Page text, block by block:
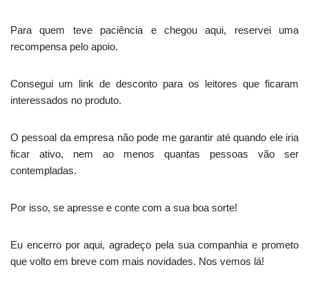
Para quem teve paciência e chegou aqui, reservei uma
recompensa pelo apoio.
Consegui um link de desconto para os leitores que ficaram
interessados no produto.
O pessoal da empresa não pode me garantir até quando ele iria
ficar ativo, nem ao menos quantas pessoas vão ser
contempladas.
Por isso, se apresse e conte com a sua boa sorte!
Eu encerro por aqui, agradeço pela sua companhia e prometo
que volto em breve com mais novidades. Nos vemos lá!